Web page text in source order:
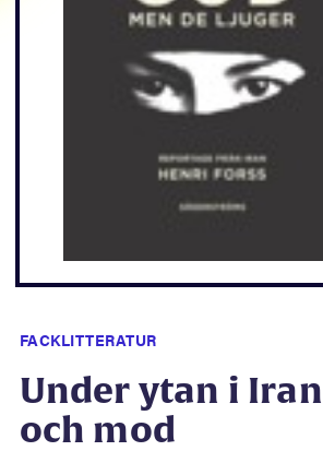
FACKLITTERATUR
Under ytan i
och mod